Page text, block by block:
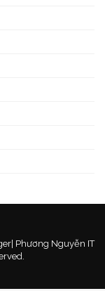
Phương Nguyễn IT